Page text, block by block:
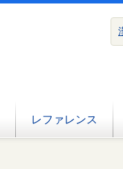
レファレンス